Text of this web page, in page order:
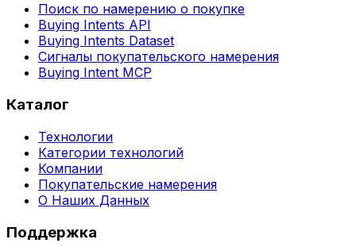
Поиск по намерению о покупке
Buying Intents API
Buying Intents Dataset
Сигналы покупательского намерения
Buying Intent MCP
Каталог
Технологии
Категории технологий
Компании
Покупательские намерения
О Наших Данных
Поддержка